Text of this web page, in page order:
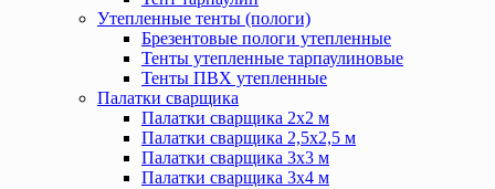
Утепленные тенты (пологи)
Брезентовые пологи утепленные
Тенты утепленные тарпаулиновые
Тенты ПВХ утепленные
Палатки сварщика
Палатки сварщика 2х2 м
Палатки сварщика 2,5х2,5 м
Палатки сварщика 3х3 м
Палатки сварщика 3х4 м